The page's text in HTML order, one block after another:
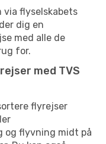
via flyselskabets
dig en
med alle de
for.
med TVS
flyrejser
og flyvning midt på